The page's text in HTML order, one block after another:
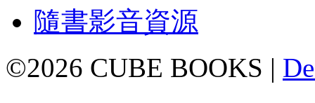
隨書影音資源
©2026 CUBE BOOKS |